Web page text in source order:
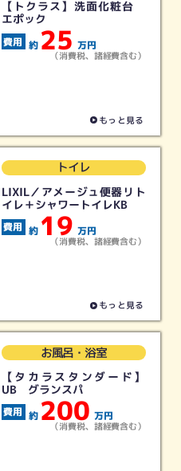
レンジフード
リフォーム
リフォーム
る
【トクラス】洗面化粧台
エポック
約 25 万円
（消費税、諸経費含む）
もっと見る
トイレ
LIXIL／アメージュ便器リト
イレ＋シャワートイレKB
約 19 万円
（消費税、諸経費含む）
もっと見る
お風呂・浴室
【タカラスタンダード】
UB グランスパ
約 200 万円
（消費税、諸経費含む）